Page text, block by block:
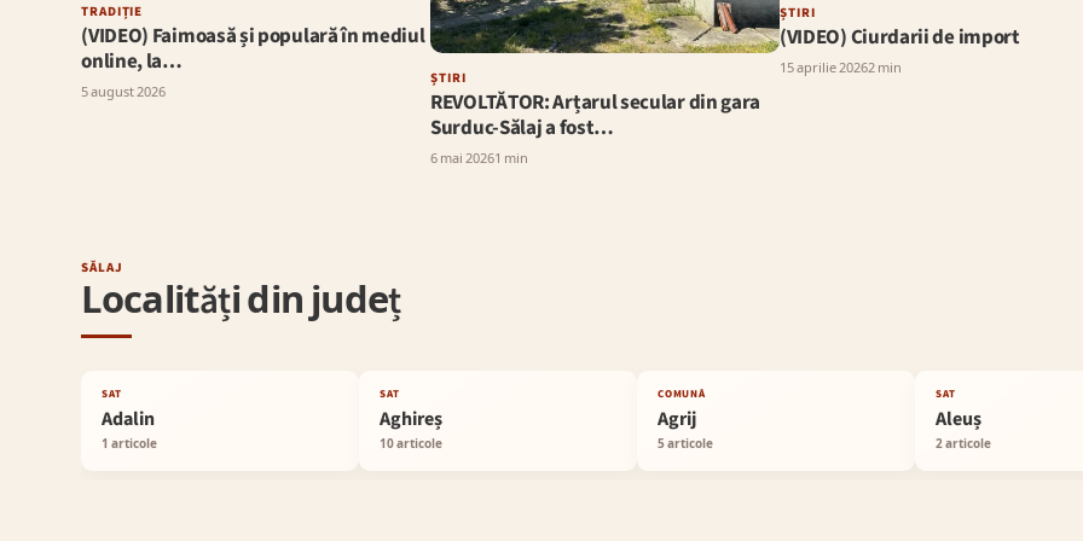
TRADIȚIE
(VIDEO) Faimoasă și populară în mediul
online, la…
5 august 2026
ȘTIRI
REVOLTĂTOR: Arțarul secular din gara
Surduc-Sălaj a fost…
6 mai 20261 min
ȘTIRI
(VIDEO) Ciurdarii de import
15 aprilie 20262 min
SĂLAJ
Localități din județ
SAT
Adalin
1 articole
SAT
Aghireș
10 articole
COMUNĂ
Agrij
5 articole
SAT
Aleuș
2 articole